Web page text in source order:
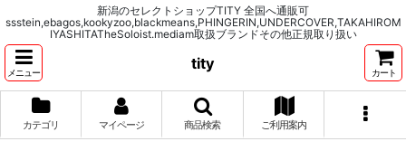
新潟のセレクトショップTITY 全国へ通販可
ssstein,ebagos,kookyzoo,blackmeans,PHINGERIN,UNDERCOVER,TAKAHIROM
IYASHITATheSoloist.mediam取扱ブランドその他正規取り扱い
メニュー
tity
カート
カテゴリ マイページ 商品検索 ご利用案内